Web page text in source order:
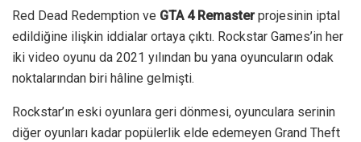
Red Dead Redemption ve GTA 4 Remasterprojesinin iptal
edildiğine ilişkin iddialar ortaya çıktı. Rockstar Games’in her
iki video oyunu da 2021 yılından bu yana oyuncuların odak
noktalarından biri hâline gelmişti.
Rockstar’ın eski oyunlara geri dönmesi, oyunculara serinin
diğer oyunları kadar popülerlik elde edemeyen Grand Theft